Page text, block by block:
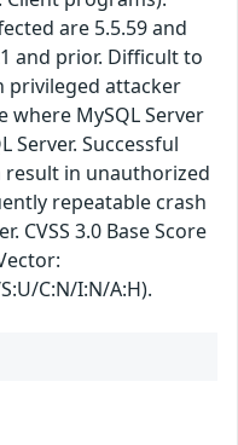
are 5.5.59 and
and prior. Difficult to
privileged attacker
MySQL Server
Server. Successful
in unauthorized
repeatable crash
CVSS 3.0 Base Score
C:N/I:N/A:H).